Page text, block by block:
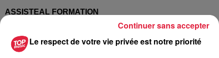
ASSISTEAL FORMATION
INSTITUT DE FORMATION SANITAIRE ET SOCIAL
IFAS ET CFAdepuis 50 ans à Paris et en région à
Le respect de votre vie privée est notre priorité
Continuer sans accepter